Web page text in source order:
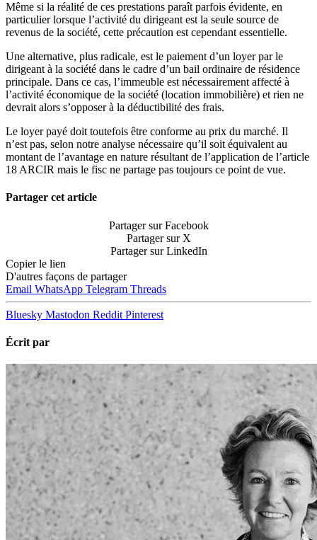
Même si la réalité de ces prestations paraît parfois évidente, en
particulier lorsque l’activité du dirigeant est la seule source de
revenus de la société, cette précaution est cependant essentielle.
Une alternative, plus radicale, est le paiement d’un loyer par le
dirigeant à la société dans le cadre d’un bail ordinaire de résidence
principale. Dans ce cas, l’immeuble est nécessairement affecté à
l’activité économique de la société (location immobilière) et rien ne
devrait alors s’opposer à la déductibilité des frais.
Le loyer payé doit toutefois être conforme au prix du marché. Il
n’est pas, selon notre analyse nécessaire qu’il soit équivalent au
montant de l’avantage en nature résultant de l’application de l’article
18 ARCIR mais le fisc ne partage pas toujours ce point de vue.
Partager cet article
Partager sur Facebook
Partager sur X
Partager sur LinkedIn
Copier le lien
D'autres façons de partager
Email WhatsApp Telegram Threads
Bluesky Mastodon Reddit Pinterest
Écrit par